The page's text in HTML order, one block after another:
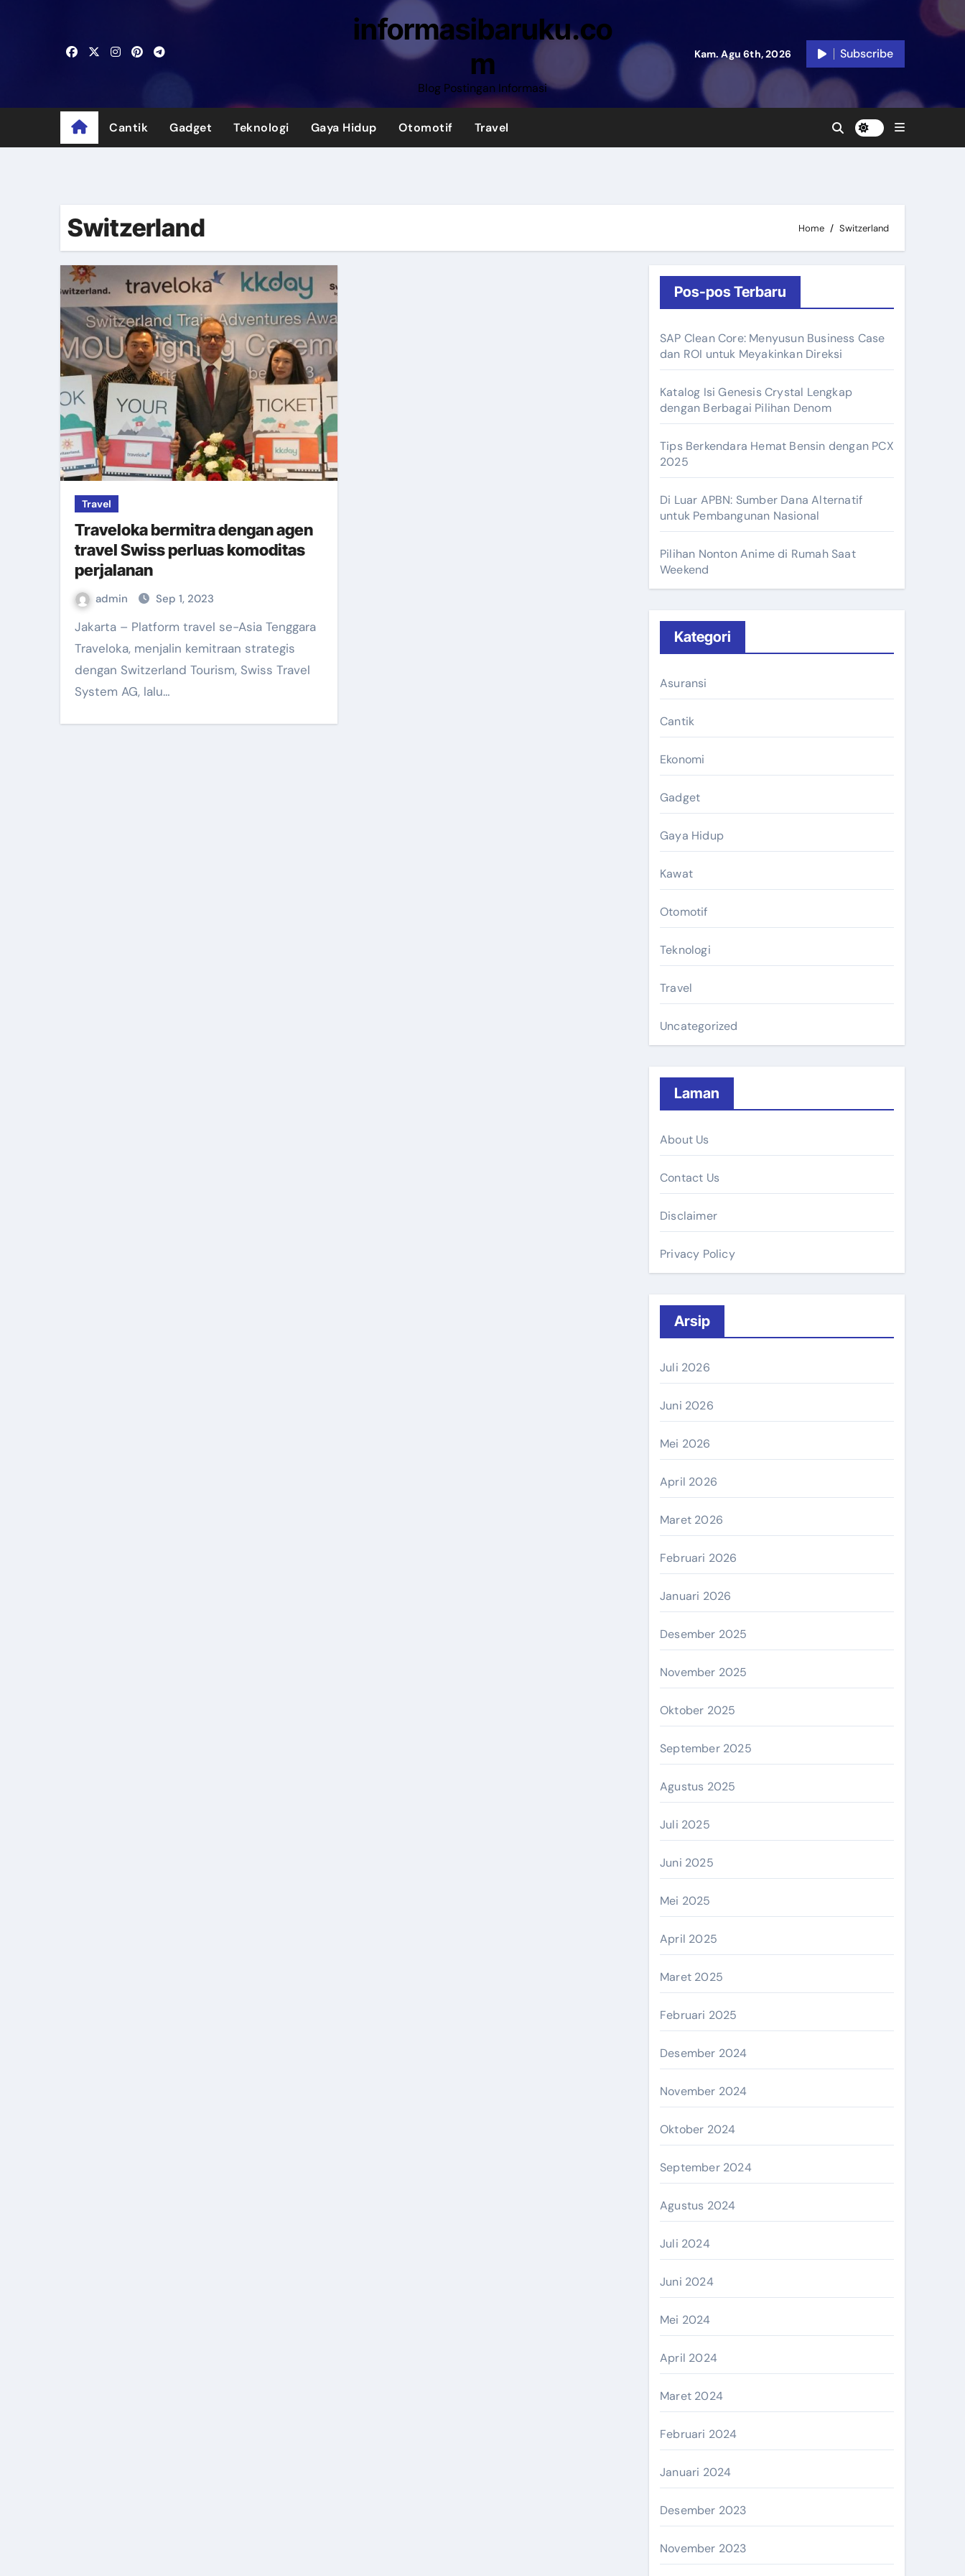
informasibaruku.co
m
Blog Postingan Informasi
Kam. Agu 6th, 2026 Subscribe
Cantik Gadget Teknologi Gaya Hidup Otomotif Travel
Switzerland Home Switzerland
Travel
Traveloka bermitra dengan agen
travel Swiss perluas komoditas
perjalanan
admin Sep 1, 2023
Jakarta – Platform travel se-Asia Tenggara
Traveloka, menjalin kemitraan strategis
dengan Switzerland Tourism, Swiss Travel
System AG, lalu…
Pos-pos Terbaru
SAP Clean Core: Menyusun Business Case
dan ROI untuk Meyakinkan Direksi
Katalog Isi Genesis Crystal Lengkap
dengan Berbagai Pilihan Denom
Tips Berkendara Hemat Bensin dengan PCX
2025
Di Luar APBN: Sumber Dana Alternatif
untuk Pembangunan Nasional
Pilihan Nonton Anime di Rumah Saat
Weekend
Kategori
Asuransi
Cantik
Ekonomi
Gadget
Gaya Hidup
Kawat
Otomotif
Teknologi
Travel
Uncategorized
Laman
About Us
Contact Us
Disclaimer
Privacy Policy
Arsip
Juli 2026
Juni 2026
Mei 2026
April 2026
Maret 2026
Februari 2026
Januari 2026
Desember 2025
November 2025
Oktober 2025
September 2025
Agustus 2025
Juli 2025
Juni 2025
Mei 2025
April 2025
Maret 2025
Februari 2025
Desember 2024
November 2024
Oktober 2024
September 2024
Agustus 2024
Juli 2024
Juni 2024
Mei 2024
April 2024
Maret 2024
Februari 2024
Januari 2024
Desember 2023
November 2023